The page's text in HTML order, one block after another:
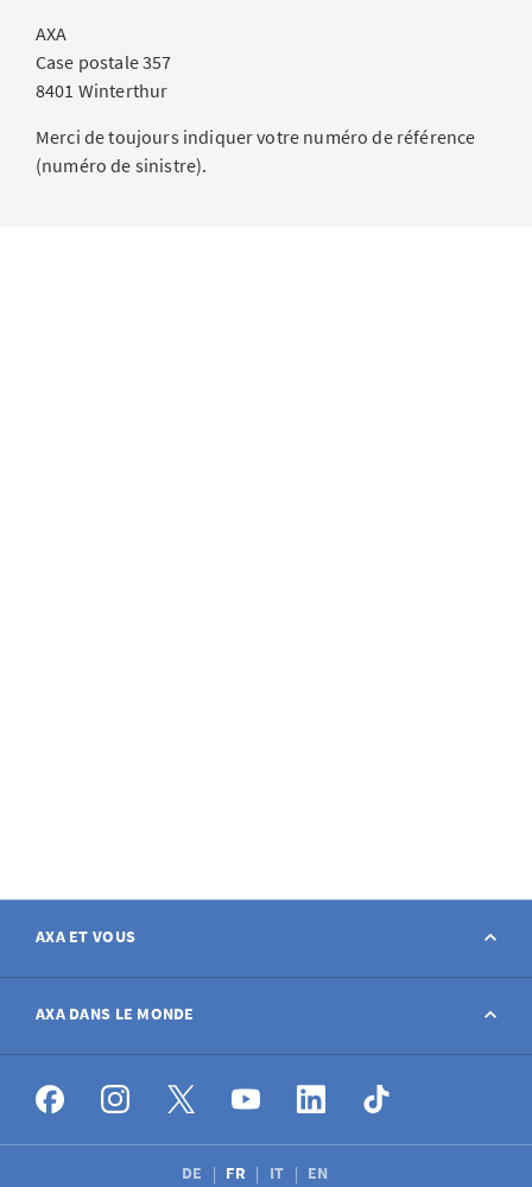
AXA
Case postale 357
8401 Winterthur
Merci de toujours indiquer votre numéro de référence
(numéro de sinistre).
AXA ET VOUS
Contact
Déclarer sinistre
Postes à pourvoir
AXA DANS LE MONDE
AXA dans le monde
DE FR IT EN